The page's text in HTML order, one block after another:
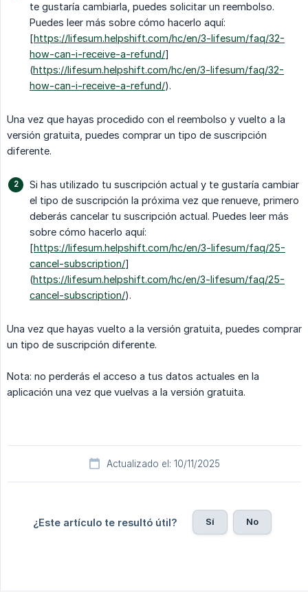
te gustaría cambiarla, puedes solicitar un reembolso.
Puedes leer más sobre cómo hacerlo aquí:
[https://lifesum.helpshift.com/hc/en/3-lifesum/faq/32-
how-can-i-receive-a-refund/]
(https://lifesum.helpshift.com/hc/en/3-lifesum/faq/32-
how-can-i-receive-a-refund/).
Una vez que hayas procedido con el reembolso y vuelto a la
versión gratuita, puedes comprar un tipo de suscripción
diferente.
Si has utilizado tu suscripción actual y te gustaría cambiar
el tipo de suscripción la próxima vez que renueve, primero
deberás cancelar tu suscripción actual. Puedes leer más
sobre cómo hacerlo aquí:
[https://lifesum.helpshift.com/hc/en/3-lifesum/faq/25-
cancel-subscription/]
(https://lifesum.helpshift.com/hc/en/3-lifesum/faq/25-
cancel-subscription/).
Una vez que hayas vuelto a la versión gratuita, puedes comprar
un tipo de suscripción diferente.
Nota: no perderás el acceso a tus datos actuales en la
aplicación una vez que vuelvas a la versión gratuita.
Actualizado el: 10/11/2025
¿Este artículo te resultó útil? Sí No